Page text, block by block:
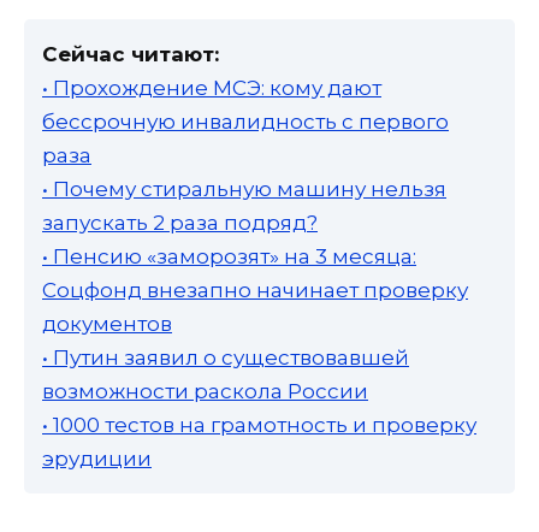
Сейчас читают:
• Прохождение МСЭ: кому дают
бессрочную инвалидность с первого
раза
• Почему стиральную машину нельзя
запускать 2 раза подряд?
• Пенсию «заморозят» на 3 месяца:
Соцфонд внезапно начинает проверку
документов
• Путин заявил о существовавшей
возможности раскола России
• 1000 тестов на грамотность и проверку
эрудиции